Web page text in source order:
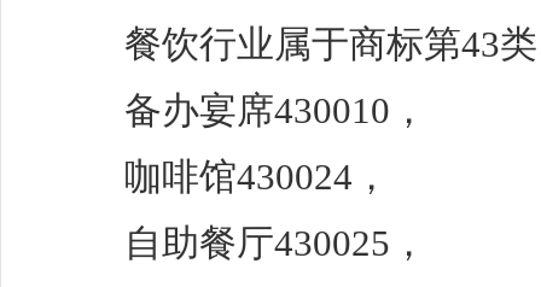
餐饮行业属于商标第43
备办宴席430010，
咖啡馆430024，
自助餐厅430025，